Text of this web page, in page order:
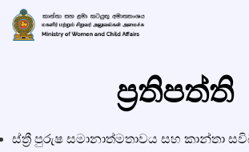
ප්‍රතිපත්ති
ස්ත්‍රී පුරුෂ සමානාත්මතාවය සහ කාන්තා